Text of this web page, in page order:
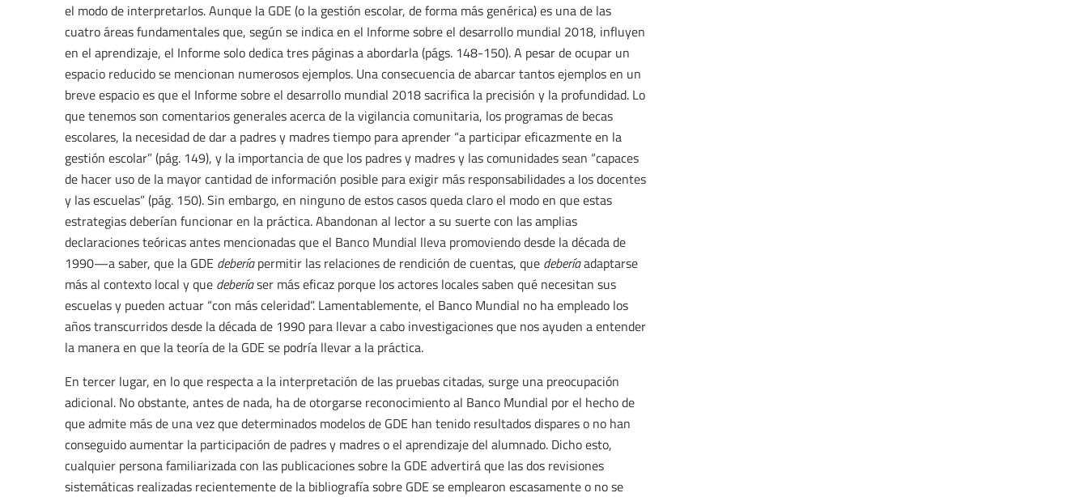
el modo de interpretarlos. Aunque la GDE (o la gestión escolar, de forma más genérica) es una de las
cuatro áreas fundamentales que, según se indica en el Informe sobre el desarrollo mundial 2018, influyen
en el aprendizaje, el Informe solo dedica tres páginas a abordarla (págs. 148-150). A pesar de ocupar un
espacio reducido se mencionan numerosos ejemplos. Una consecuencia de abarcar tantos ejemplos en un
breve espacio es que el Informe sobre el desarrollo mundial 2018 sacrifica la precisión y la profundidad. Lo
que tenemos son comentarios generales acerca de la vigilancia comunitaria, los programas de becas
escolares, la necesidad de dar a padres y madres tiempo para aprender “a participar eficazmente en la
gestión escolar” (pág. 149), y la importancia de que los padres y madres y las comunidades sean “capaces
de hacer uso de la mayor cantidad de información posible para exigir más responsabilidades a los docentes
y las escuelas” (pág. 150). Sin embargo, en ninguno de estos casos queda claro el modo en que estas
estrategias deberían funcionar en la práctica. Abandonan al lector a su suerte con las amplias
declaraciones teóricas antes mencionadas que el Banco Mundial lleva promoviendo desde la década de
1990—a saber, que la GDE deberíapermitir las relaciones de rendición de cuentas, que deberíaadaptarse
más al contexto local y que deberíaser más eficaz porque los actores locales saben qué necesitan sus
escuelas y pueden actuar “con más celeridad”. Lamentablemente, el Banco Mundial no ha empleado los
años transcurridos desde la década de 1990 para llevar a cabo investigaciones que nos ayuden a entender
la manera en que la teoría de la GDE se podría llevar a la práctica.
En tercer lugar, en lo que respecta a la interpretación de las pruebas citadas, surge una preocupación
adicional. No obstante, antes de nada, ha de otorgarse reconocimiento al Banco Mundial por el hecho de
que admite más de una vez que determinados modelos de GDE han tenido resultados dispares o no han
conseguido aumentar la participación de padres y madres o el aprendizaje del alumnado. Dicho esto,
cualquier persona familiarizada con las publicaciones sobre la GDE advertirá que las dos revisiones
sistemáticas realizadas recientemente de la bibliografía sobre GDE se emplearon escasamente o no se